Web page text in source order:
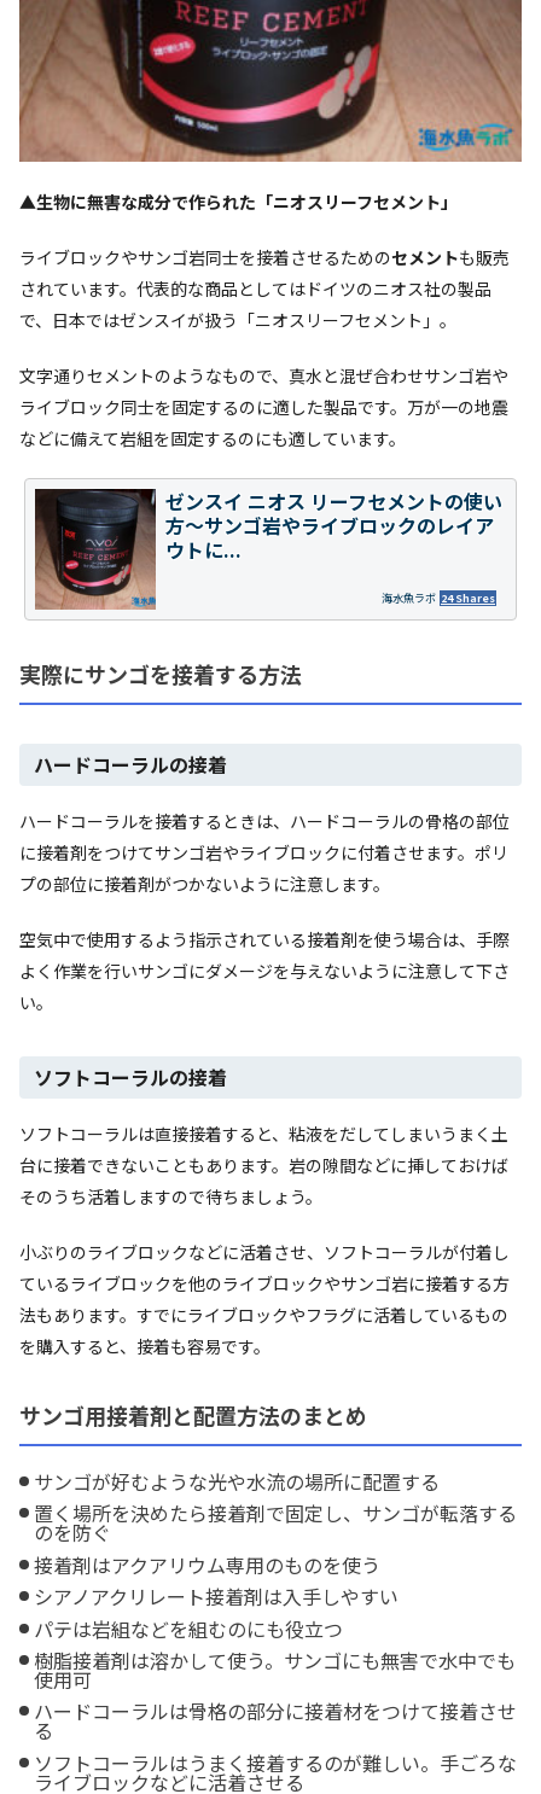
▲生物に無害な成分で作られた「ニオスリーフセメント」
ライブロックやサンゴ岩同士を接着させるためのセメントも販売
されています。代表的な商品としてはドイツのニオス社の製品
で、日本ではゼンスイが扱う「ニオスリーフセメント」。
文字通りセメントのようなもので、真水と混ぜ合わせサンゴ岩や
ライブロック同士を固定するのに適した製品です。万が一の地震
などに備えて岩組を固定するのにも適しています。
海水魚ラボ 24 Shares
ゼンスイ ニオス リーフセメントの使い
方～サンゴ岩やライブロックのレイア
ウトに...
実際にサンゴを接着する方法
ハードコーラルの接着
ハードコーラルを接着するときは、ハードコーラルの骨格の部位
に接着剤をつけてサンゴ岩やライブロックに付着させます。ポリ
プの部位に接着剤がつかないように注意します。
空気中で使用するよう指示されている接着剤を使う場合は、手際
よく作業を行いサンゴにダメージを与えないように注意して下さ
い。
ソフトコーラルの接着
ソフトコーラルは直接接着すると、粘液をだしてしまいうまく土
台に接着できないこともあります。岩の隙間などに挿しておけば
そのうち活着しますので待ちましょう。
小ぶりのライブロックなどに活着させ、ソフトコーラルが付着し
ているライブロックを他のライブロックやサンゴ岩に接着する方
法もあります。すでにライブロックやフラグに活着しているもの
を購入すると、接着も容易です。
サンゴ用接着剤と配置方法のまとめ
サンゴが好むような光や水流の場所に配置する
置く場所を決めたら接着剤で固定し、サンゴが転落する
のを防ぐ
接着剤はアクアリウム専用のものを使う
シアノアクリレート接着剤は入手しやすい
パテは岩組などを組むのにも役立つ
樹脂接着剤は溶かして使う。サンゴにも無害で水中でも
使用可
ハードコーラルは骨格の部分に接着材をつけて接着させ
る
ソフトコーラルはうまく接着するのが難しい。手ごろな
ライブロックなどに活着させる